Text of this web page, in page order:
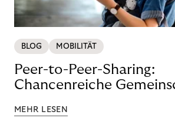
BLOG MOBILITÄT
Peer-to-Peer-Sharing:
Chancenreiche
MEHR LESEN